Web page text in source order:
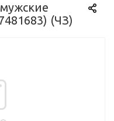
(ЧЗ)